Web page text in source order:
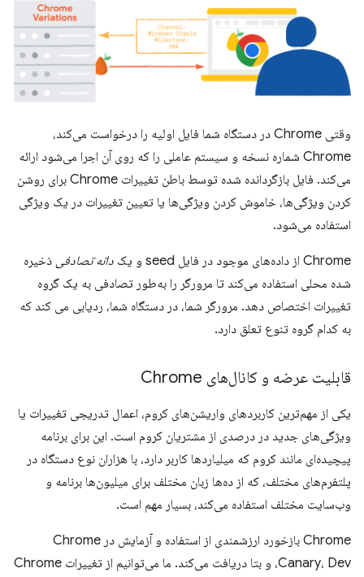
وقتی Chrome در دستگاه شما فایل اولیه را درخواست می‌کند،
Chrome شماره نسخه و سیستم عاملی را که روی آن اجرا می‌شود ارائه
می‌کند. فایل بازگردانده شده توسط باطن تغییرات Chrome برای روشن
کردن ویژگی‌ها، خاموش کردن ویژگی‌ها یا تعیین تغییرات در یک ویژگی
استفاده می‌شود.
Chrome از داده‌های موجود در فایل seed و یک دانه تصادفی ذخیره
شده محلی استفاده می‌کند تا مرورگر را به‌طور تصادفی به یک گروه
تغییرات اختصاص دهد. مرورگر شما، در دستگاه شما، ردیابی می کند که
به کدام گروه تنوع تعلق دارد.
قابلیت عرضه و کانال‌های Chrome
یکی از مهم‌ترین کاربردهای واریشن‌های کروم، اعمال تدریجی تغییرات یا
ویژگی‌های جدید در درصدی از مشتریان کروم است. این برای برنامه
پیچیده‌ای مانند کروم که میلیاردها کاربر دارد، با هزاران نوع دستگاه در
پلتفرم‌های مختلف، که از ده‌ها زبان مختلف برای میلیون‌ها برنامه و
وب‌سایت مختلف استفاده می‌کند، بسیار مهم است.
Chrome بازخورد ارزشمندی از استفاده و آزمایش در Chrome
Canary، Dev، و بتا دریافت می‌کند. ما می‌توانیم از تغییرات Chrome